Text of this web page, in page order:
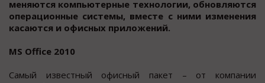
меняютcя компьютерные технологии, обновляютcя
операционные системы, вместе с ними изменения
касаются и офисных приложений.
MS Office 2010
Самый известный офисный пакет – от компании